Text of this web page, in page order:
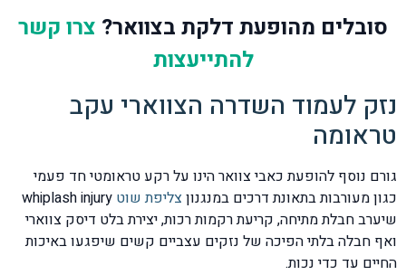
סובלים מהופעת דלקת בצוואר? צרו קשר
להתייעצות
נזק לעמוד השדרה הצווארי עקב
טראומה
גורם נוסף להופעת כאבי צוואר הינו על רקע טראומטי חד פעמי
כגון מעורבות בתאונת דרכים במנגנוןצליפת שוט whiplash injury
שיערב חבלת מתיחה, קריעת רקמות רכות, יצירת בלט דיסק צווארי
ואף חבלה בלתי הפיכה של נזקים עצביים קשים שיפגעו באיכות
החיים עד כדי נכות.